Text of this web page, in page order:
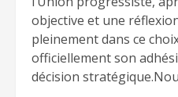
objective et une
pleinement dans ce
officiellement son
décision